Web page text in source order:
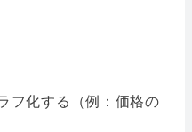
フ化する（例：価格の